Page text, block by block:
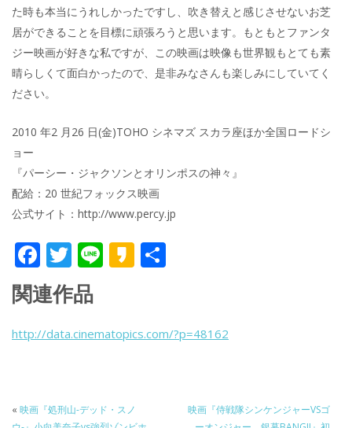
た時も本当にうれしかったですし、吹き替えと感じさせないお芝
居ができることを目標に頑張ろうと思います。もともとファンタ
ジー映画が好きな私ですが、この映画は映像も世界観もとても素
晴らしくて面白かったので、是非みなさんも楽しみにしていてく
ださい。
2010 年2 月26 日(金)TOHO シネマズ スカラ座ほか全国ロードシ
ョー
『パーシー・ジャクソンとオリンポスの神々』
配給：20 世紀フォックス映画
公式サイト：http://www.percy.jp
F
ac
e
b
k
T
w
itt
er
Li K
a
関連作品
http://data.cinematopics.com/?p=48162
« 映画『処刑山-デッド・スノ
映画『侍戦隊シンケンジャーVSゴ